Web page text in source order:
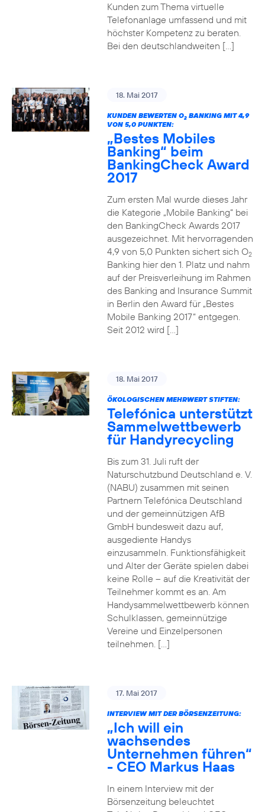
Kunden zum Thema virtuelle
Telefonanlage umfassend und mit
höchster Kompetenz zu beraten.
Bei den deutschlandweiten […]
18. Mai 2017
KUNDEN BEWERTEN O2BANKING MIT 4,9
VON 5,0 PUNKTEN:
„Bestes Mobiles
Banking“ beim
BankingCheck Award
2017
Zum ersten Mal wurde dieses Jahr
die Kategorie „Mobile Banking“ bei
den BankingCheck Awards 2017
ausgezeichnet. Mit hervorragenden
4,9 von 5,0 Punkten sichert sich O2
Banking hier den 1. Platz und nahm
auf der Preisverleihung im Rahmen
des Banking and Insurance Summit
in Berlin den Award für „Bestes
Mobile Banking 2017“ entgegen.
Seit 2012 wird […]
18. Mai 2017
ÖKOLOGISCHEN MEHRWERT STIFTEN:
Telefónica unterstützt
Sammelwettbewerb
für Handyrecycling
Bis zum 31. Juli ruft der
Naturschutzbund Deutschland e. V.
(NABU) zusammen mit seinen
Partnern Telefónica Deutschland
und der gemeinnützigen AfB
GmbH bundesweit dazu auf,
ausgediente Handys
einzusammeln. Funktionsfähigkeit
und Alter der Geräte spielen dabei
keine Rolle – auf die Kreativität der
Teilnehmer kommt es an. Am
Handysammelwettbewerb können
Schulklassen, gemeinnützige
Vereine und Einzelpersonen
teilnehmen. […]
17. Mai 2017
INTERVIEW MIT DER BÖRSENZEITUNG:
„Ich will ein
wachsendes
Unternehmen führen“
- CEO Markus Haas
In einem Interview mit der
Börsenzeitung beleuchtet